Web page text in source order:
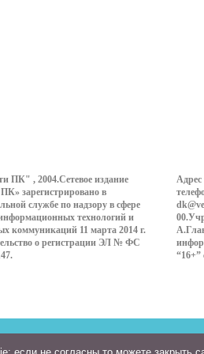
ПК" , 2004.Сетевое издание
зарегистрировано в
службе по надзору в сфере
технологий и
коммуникаций 11 марта 2014 г.
о регистрации ЭЛ № ФС
“16+”